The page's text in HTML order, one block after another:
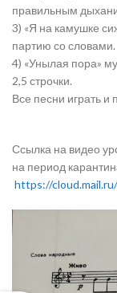
правильным
3) «Я на камушке
партию со словами.
4) «Унылая пора»
2,5 строчки.
Все песни играть и
Ссылка на видео
на период
https://